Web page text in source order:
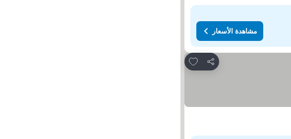
مشاهدة الأسعار
مشاركة
Add to favorites